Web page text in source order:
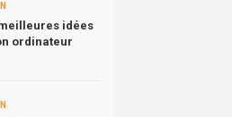
idées
ordinateur